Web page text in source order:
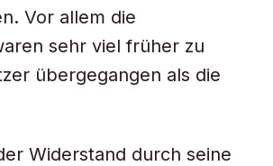
Vor allem die
sehr viel früher zu
übergegangen als die
Widerstand durch seine